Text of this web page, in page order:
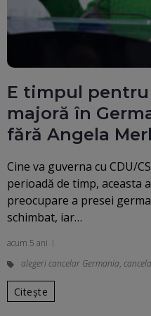
E timpul
majoră în
fără Angela
Cine va guverna cu CDU/
perioadă de timp, aceasta
preocupare a presei
schimbat, iar…
acum 5 ani
alegeri cancelar Germania,
Citește